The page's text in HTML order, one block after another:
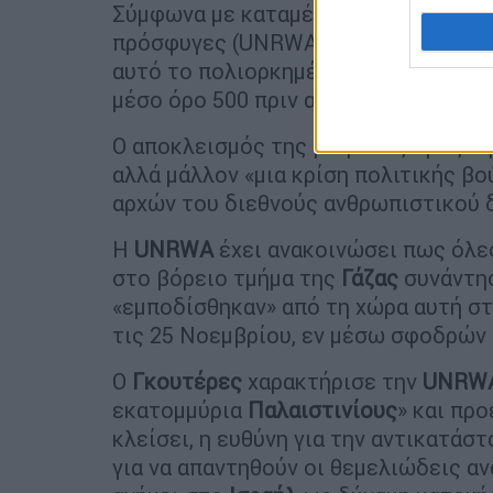
Σύμφωνα με καταμέτρηση της
πρόσφυγες (UNRWA), μόνο 65
αυτό το πολιορκημένο
μέσο όρο 500 πριν από τον πόλεμο.
Ο αποκλεισμός της βοήθειας προς
αλλά μάλλον «μια κρίση πολιτικής
αρχών του διεθνούς ανθρωπιστικού
Η UNRWA έχει ανακοινώσει πως
στο βόρειο τμήμα της Γάζας
«εμποδίσθηκαν» από τη χώρα αυτή
τις 25 Νοεμβρίου, εν μέσω σφοδρών
Ο Γκουτέρες χαρακτήρισε την
εκατομμύρια Παλαιστινίους» και
κλείσει, η ευθύνη για την
για να απαντηθούν οι θεμελιώδεις